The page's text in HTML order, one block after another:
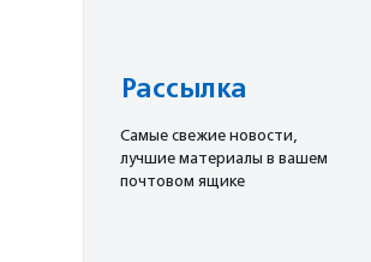
Рассылка
Cамые свежие новости,
лучшие материалы в вашем
почтовом ящике